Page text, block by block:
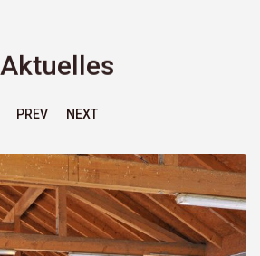
Aktuelles
PREV NEXT